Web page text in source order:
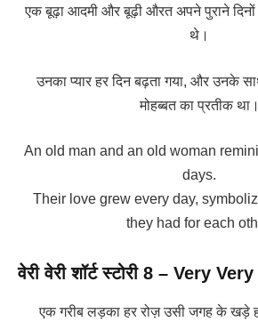
एक बूढ़ा आदमी और बूढ़ी औरत अपने पुराने दिनों
थे।
उनका प्यार हर दिन बढ़ता गया, और उनके
मोहब्बत का प्रतीक था।
An old man and an old woman
days.
Their love grew every day,
they had for each
वेरी वेरी शॉर्ट स्टोरी 8 – Very
एक गरीब लड़का हर रोज़ उसी जगह के खड़े